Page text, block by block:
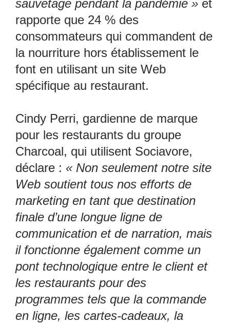
sauvetage pendant la pandémie » et
rapporte que 24 % des
consommateurs qui commandent de
la nourriture hors établissement le
font en utilisant un site Web
spécifique au restaurant.
Cindy Perri, gardienne de marque
pour les restaurants du groupe
Charcoal, qui utilisent Sociavore,
déclare : « Non seulement notre site
Web soutient tous nos efforts de
marketing en tant que destination
finale d’une longue ligne de
communication et de narration, mais
il fonctionne également comme un
pont technologique entre le client et
les restaurants pour des
programmes tels que la commande
en ligne, les cartes-cadeaux, la